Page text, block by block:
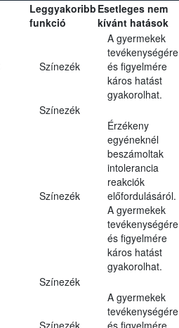
Leggyakoribb
funkció
Esetleges nem
kívánt hatások
Színezék
A gyermekek
tevékenységére
és figyelmére
káros hatást
gyakorolhat.
Színezék
Színezék
Érzékeny
egyéneknél
beszámoltak
intolerancia
reakciók
előfordulásáról.
A gyermekek
tevékenységére
és figyelmére
káros hatást
gyakorolhat.
Színezék
Színezék
A gyermekek
tevékenységére
és figyelmére